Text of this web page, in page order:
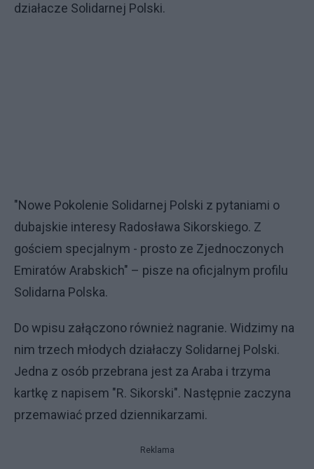
działacze Solidarnej Polski.
"Nowe Pokolenie Solidarnej Polski z pytaniami o
dubajskie interesy Radosława Sikorskiego. Z
gościem specjalnym - prosto ze Zjednoczonych
Emiratów Arabskich" – pisze na oficjalnym profilu
Solidarna Polska.
Do wpisu załączono również nagranie. Widzimy na
nim trzech młodych działaczy Solidarnej Polski.
Jedna z osób przebrana jest za Araba i trzyma
kartkę z napisem "R. Sikorski". Następnie zaczyna
przemawiać przed dziennikarzami.
Reklama